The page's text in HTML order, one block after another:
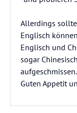
Allerdings
Englisch
Englisch und
sogar
aufgeschmissen.
Guten Appetit